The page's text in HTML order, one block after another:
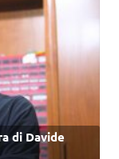
di Davide